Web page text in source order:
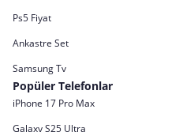
Ps5 Fiyat
Ankastre Set
Samsung Tv
Popüler Telefonlar
iPhone 17 Pro Max
Galaxy S25 Ultra